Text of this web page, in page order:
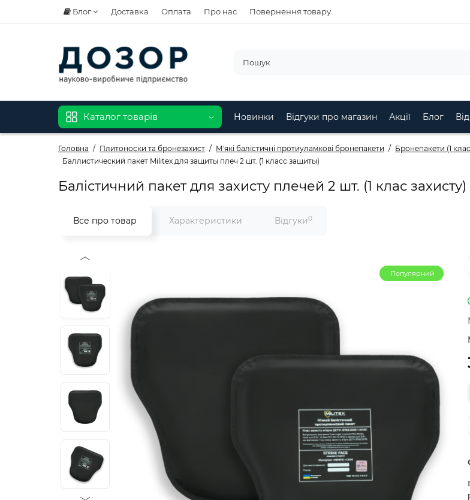
Блог Доставка Оплата Про нас Повернення товару
Каталог товарів Новинки Відгуки про магазин Акції Блог
Головна Плитоноски та бронезахист М'які балістичні протиуламкові бронепакети
Бронепакети (1
Баллистический пакет Militex для защиты плеч 2 шт. (1 класс защиты)
Балістичний пакет для захисту плечей 2 шт. (1 клас захисту)
Все про товар Характеристики Відгуки0
Популярний